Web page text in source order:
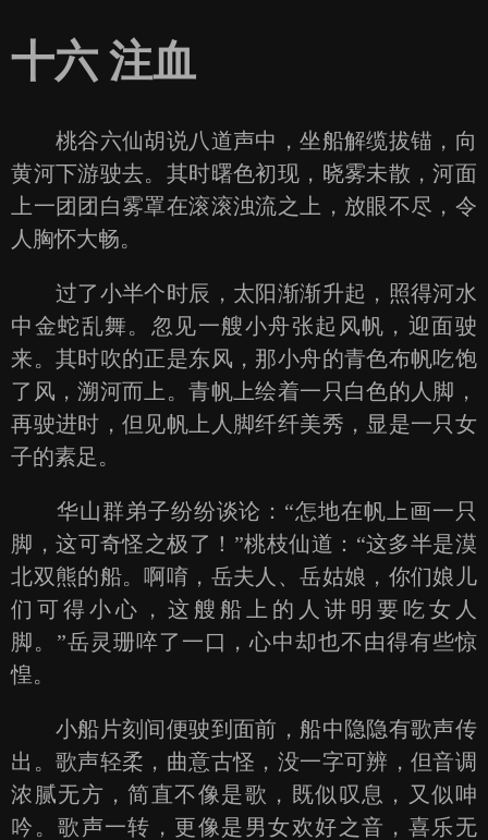
十六 注血
桃谷六仙胡说八道声中，坐船解缆拔锚，向
黄河下游驶去。其时曙色初现，晓雾未散，河面
上一团团白雾罩在滚滚浊流之上，放眼不尽，令
人胸怀大畅。
过了小半个时辰，太阳渐渐升起，照得河水
中金蛇乱舞。忽见一艘小舟张起风帆，迎面驶
来。其时吹的正是东风，那小舟的青色布帆吃饱
了风，溯河而上。青帆上绘着一只白色的人脚，
再驶进时，但见帆上人脚纤纤美秀，显是一只女
子的素足。
华山群弟子纷纷谈论：“怎地在帆上画一只
脚，这可奇怪之极了！”桃枝仙道：“这多半是漠
北双熊的船。啊唷，岳夫人、岳姑娘，你们娘儿
们可得小心，这艘船上的人讲明要吃女人
脚。”岳灵珊啐了一口，心中却也不由得有些惊
惶。
小船片刻间便驶到面前，船中隐隐有歌声传
出。歌声轻柔，曲意古怪，没一字可辨，但音调
浓腻无方，简直不像是歌，既似叹息，又似呻
吟。歌声一转，更像是男女欢好之音，喜乐无